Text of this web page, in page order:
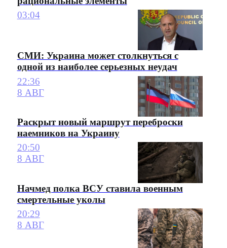
03:04
СМИ: Украина может столкнуться с
одной из наиболее серьезных неудач
22:36
8 АВГ
Раскрыт новый маршрут переброски
наемников на Украину
20:50
8 АВГ
Начмед полка ВСУ ставила военным
смертельные уколы
20:29
8 АВГ